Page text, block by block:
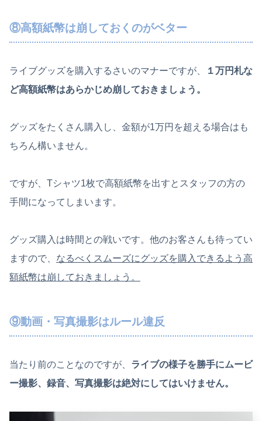
⑧高額紙幣は崩しておくのがベター
ライブグッズを購入するさいのマナーですが、
１万円札な
ど高額紙幣はあらかじめ崩しておきましょう。
グッズをたくさん購入し、金額が1万円を超える場合はも
ちろん構いません。
ですが、Tシャツ1枚で高額紙幣を出すとスタッフの方の
手間になってしまいます。
グッズ購入は時間との戦いです。他のお客さんも待ってい
ますので、 なるべくスムーズにグッズを購入できるよう高
額紙幣は崩しておきましょう。
⑨動画・写真撮影はルール違反
当たり前のことなのですが、 ライブの様子を勝手にムービ
ー撮影、録音、写真撮影は絶対にしてはいけません。